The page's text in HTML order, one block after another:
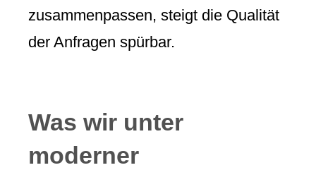
Was wir unter
moderner
zusammenpassen, steigt die Qualität
der Anfragen spürbar.